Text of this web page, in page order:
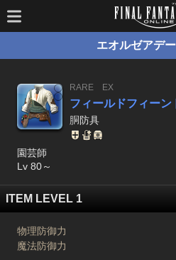
エオルゼアデ
RARE
EX
フィールドフィー
胴防具
園芸師
Lv 80～
ITEM LEVEL 1
物理防御力
魔法防御力